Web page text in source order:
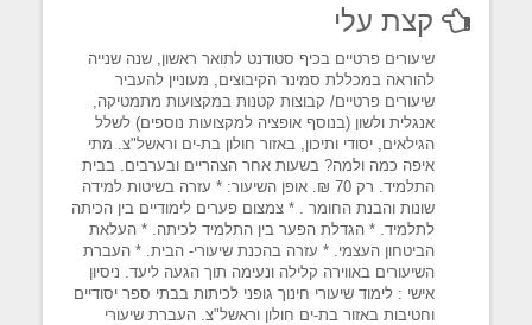
קצת עלי
שיעורים פרטיים בכיף סטודנט לתואר ראשון, שנה שנייה
להוראה במכללת סמינר הקיבוצים, מעוניין להעביר
שיעורים פרטיים/ קבוצות קטנות במקצועות מתמטיקה,
אנגלית ולשון (בנוסף אופציה למקצועות נוספים) לשלל
הגילאים, יסודי ותיכון, באזור חולון בת-ים וראשל"צ. מתי
איפה כמה ולמה? בשעות אחר הצהריים ובערבים. בבית
התלמיד. רק 70 ₪. אופן השיעור: * עזרה בשיטות למידה
שונות והבנת החומר . * צמצום פערים לימודיים בין הכיתה
לתלמיד. * הגדלת הפער בין התלמיד לכיתה. * העלאת
הביטחון העצמי. * עזרה בהכנת שיעורי- הבית. * העברת
השיעורים באווירה קלילה ונעימה תוך הגעה ליעד. ניסיון
אישי : לימוד שיעורי חינוך גופני לכיתות בבתי ספר יסודיים
וחטיבות באזור בת-ים חולון וראשל"צ. העברת שיעורי